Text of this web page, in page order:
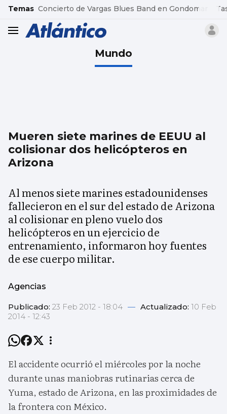
common.go-to-content
Temas Concierto de Vargas Blues Band en Gondomar
header.menu.open
Mundo
Mueren siete marines de EEUU al
colisionar dos helicópteros en
Arizona
Al menos siete marines estadounidenses
fallecieron en el sur del estado de Arizona
al colisionar en pleno vuelo dos
helicópteros en un ejercicio de
entrenamiento, informaron hoy fuentes
de ese cuerpo militar.
Agencias
Publicado: 23 Feb 2012 - 18:04 — Actualizado: 10 Feb
2014 - 12:43
El accidente ocurrió el miércoles por la noche
durante unas maniobras rutinarias cerca de
Yuma, estado de Arizona, en las proximidades de
la frontera con México.